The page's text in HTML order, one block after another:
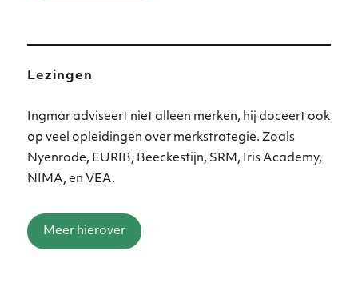
Lezingen
Ingmar adviseert niet alleen merken, hij doceert ook
op veel opleidingen over merkstrategie. Zoals
Nyenrode, EURIB, Beeckestijn, SRM, Iris Academy,
NIMA, en VEA.
Meer hierover